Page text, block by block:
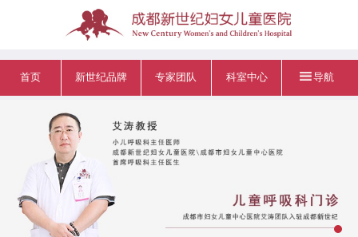
首页 新世纪品牌 专家团队 科室中心 导航